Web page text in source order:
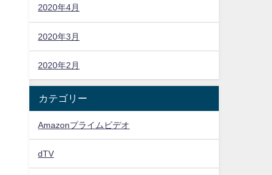
2020年4月
2020年3月
2020年2月
カテゴリー
Amazonプライムビデオ
dTV